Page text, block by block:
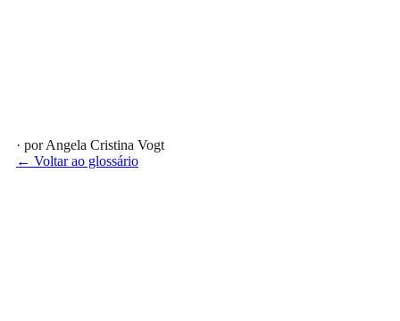
· por Angela Cristina Vogt
← Voltar ao glossário